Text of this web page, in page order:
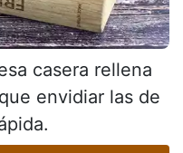
casera rellena
envidiar las de